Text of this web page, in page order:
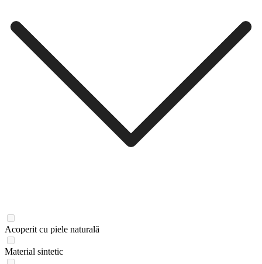
Acoperit cu piele naturală
Material sintetic